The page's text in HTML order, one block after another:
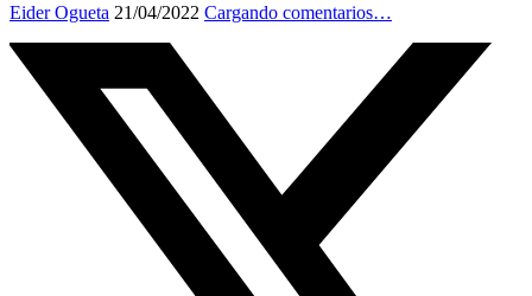
Eider Ogueta 21/04/2022 Cargando comentarios…